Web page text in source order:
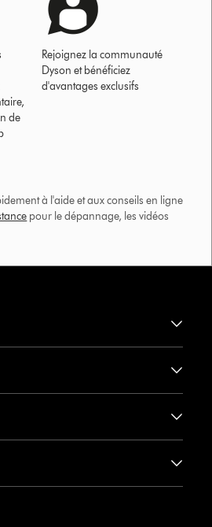
de
Rejoignez la communauté
Dyson et bénéficiez
d'avantages exclusifs
à l'aide et aux conseils en ligne
pour le dépannage, les vidéos